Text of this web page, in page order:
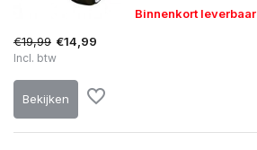
Binnenkort leverbaar
€19,99 €14,99
Incl. btw
Bekijken